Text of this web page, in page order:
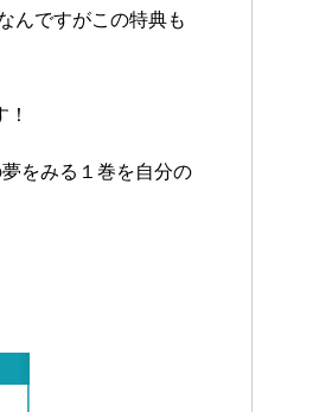
んですがこの特典も
をみる１巻を自分の